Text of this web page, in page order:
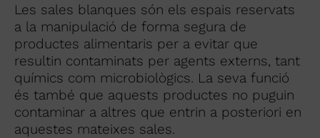
Les sales blanques són els espais reservats
a la manipulació de forma segura de
productes alimentaris per a evitar que
resultin contaminats per agents externs, tant
químics com microbiològics. La seva funció
és també que aquests productes no puguin
contaminar a altres que entrin a posteriori en
aquestes mateixes sales.